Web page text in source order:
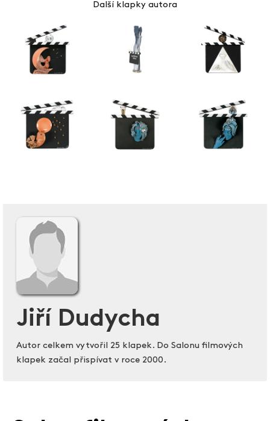
Další klapky autora
Jiří Dudycha
Autor celkem vytvořil 25 klapek. Do Salonu filmových
klapek začal přispívat v roce 2000.